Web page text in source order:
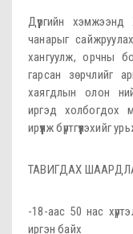
Дүүргийн
чанарыг
хангуулж, орчны
гарсан зөрчлийг
хаягдлын олон
иргэд холбогдох
ирүүлж бүртгүүлэхийг
ТАВИГДАХ
-18-аас 50 нас
иргэн байх